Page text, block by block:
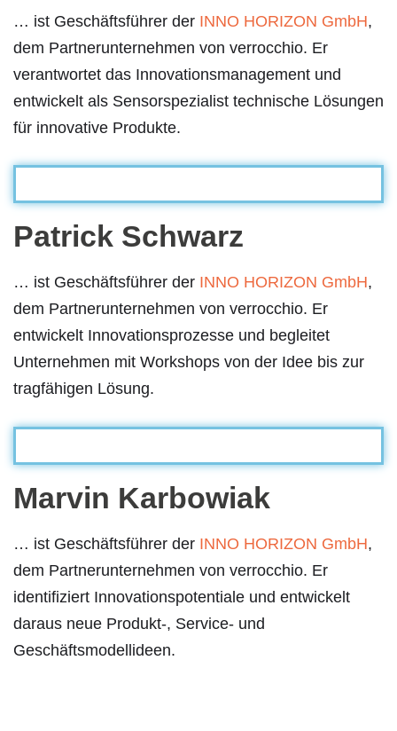
… ist Geschäftsführer der INNO HORIZON GmbH,
dem Partnerunternehmen von verrocchio. Er
verantwortet das Innovationsmanagement und
entwickelt als Sensorspezialist technische Lösungen
für innovative Produkte.
Patrick Schwarz
… ist Geschäftsführer der INNO HORIZON GmbH,
dem Partnerunternehmen von verrocchio. Er
entwickelt Innovationsprozesse und begleitet
Unternehmen mit Workshops von der Idee bis zur
tragfähigen Lösung.
Marvin Karbowiak
… ist Geschäftsführer der INNO HORIZON GmbH,
dem Partnerunternehmen von verrocchio. Er
identifiziert Innovationspotentiale und entwickelt
daraus neue Produkt-, Service- und
Geschäftsmodellideen.